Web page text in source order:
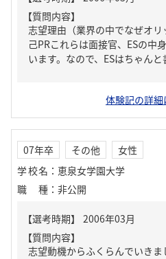
【質問内容】
志望理由（業界の中でなぜオ
己PRこれらは面接官、ESの中
います。なので、ESはちゃんと
体験記の詳細
07年卒 その他
女性
学校名 ： 恵泉女学園大学
職種 ： 非公開
【質問内容】
志望動機からふくらんでいきま